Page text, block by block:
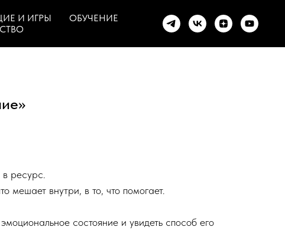
И ИГРЫ
ОБУЧЕНИЕ
ресурс.
мешает внутри, в то, что помогает.
состояние и увидеть способ его